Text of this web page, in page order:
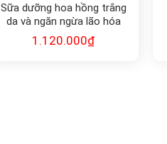
Sữa dưỡng hoa hồng trắng
da và ngăn ngừa lão hóa
Gold Snail Emulsion Energy
130ml
1.120.000₫